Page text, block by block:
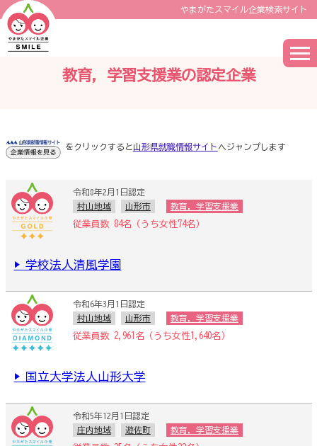
やまがたスマイル企業検索サイト
教育，学習支援業の認定企業
をクリックすると山形県就職情報サイト へジャンプします
令和8年2月1日認定
村山地域
山形市 教育，学習支援業
従業員数 84名（うち女性74名）
▶ 学校法人清風学園
令和6年3月1日認定
村山地域
山形市 教育，学習支援業
従業員数 2,961名（うち女性1,640名）
▶ 国立大学法人山形大学
令和5年12月1日認定
庄内地域
遊佐町 教育，学習支援業